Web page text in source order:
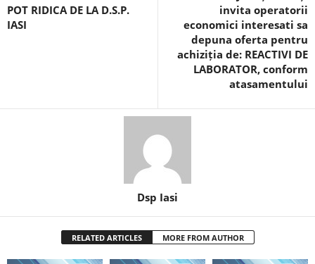
POT RIDICA DE LA D.S.P.
IASI
invita operatorii
economici interesati sa
depuna oferta pentru
achiziția de: REACTIVI DE
LABORATOR, conform
atasamentului
Dsp Iasi
RELATED ARTICLES MORE FROM AUTHOR